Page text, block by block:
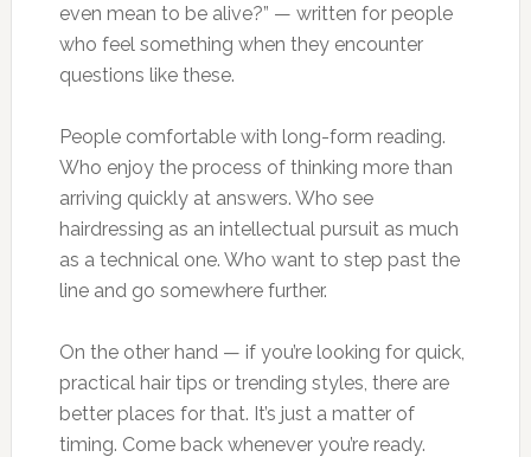
even mean to be alive?” — written for people
who feel something when they encounter
questions like these.
People comfortable with long-form reading.
Who enjoy the process of thinking more than
arriving quickly at answers. Who see
hairdressing as an intellectual pursuit as much
as a technical one. Who want to step past the
line and go somewhere further.
On the other hand — if you’re looking for quick,
practical hair tips or trending styles, there are
better places for that. It’s just a matter of
timing. Come back whenever you’re ready.